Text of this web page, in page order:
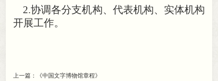
2.协调各分支机构、代表机构、实体机构
开展工作。
上一篇： 《中国文字博物馆章程》